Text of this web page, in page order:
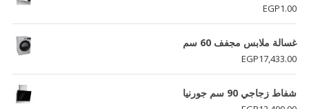
EGP1.00
غسالة ملابس مجفف 60 سم
EGP17,433.00
شفاط زجاجي 90 سم جورنيا